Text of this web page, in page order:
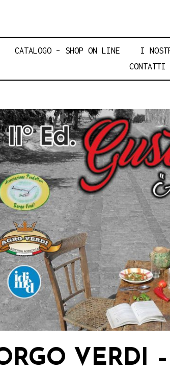
CATALOGO – SHOP ON LINE I
VERDI